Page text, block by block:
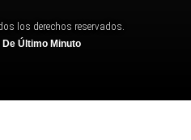
los derechos reservados.
Último Minuto